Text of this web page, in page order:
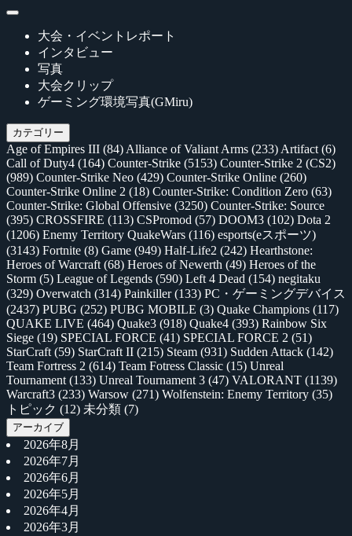
大会・イベントレポート
インタビュー
写真
大会クリップ
ゲーミング環境写真(GMiru)
カテゴリー
Age of Empires III (84) Alliance of Valiant Arms (233) Artifact (6)
Call of Duty4 (164) Counter-Strike (5153) Counter-Strike 2 (CS2)
(989) Counter-Strike Neo (429) Counter-Strike Online (260)
Counter-Strike Online 2 (18) Counter-Strike: Condition Zero (63)
Counter-Strike: Global Offensive (3250) Counter-Strike: Source
(395) CROSSFIRE (113) CSPromod (57) DOOM3 (102) Dota 2
(1206) Enemy Territory QuakeWars (116) esports(eスポーツ)
(3143) Fortnite (8) Game (949) Half-Life2 (242) Hearthstone:
Heroes of Warcraft (68) Heroes of Newerth (49) Heroes of the
Storm (5) League of Legends (590) Left 4 Dead (154) negitaku
(329) Overwatch (314) Painkiller(133) PC・ゲーミングデバイス
(2437) PUBG (252) PUBG MOBILE (3) Quake Champions (117)
QUAKE LIVE (464) Quake3 (918) Quake4 (393) Rainbow Six
Siege (19) SPECIAL FORCE (41) SPECIAL FORCE 2 (51)
StarCraft (59) StarCraft II (215) Steam (931) Sudden Attack (142)
Team Fortress 2 (614) Team Fotress Classic (15) Unreal
Tournament (133) Unreal Tournament 3 (47) VALORANT (1139)
Warcraft3 (233) Warsow (271) Wolfenstein: Enemy Territory (35)
トピック (12) 未分類 (7)
アーカイブ
2026年8月
2026年7月
2026年6月
2026年5月
2026年4月
2026年3月